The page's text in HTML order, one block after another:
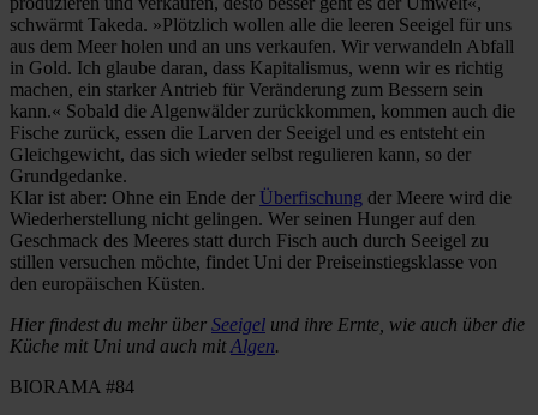
schwärmt Takeda. »Plötzlich wollen alle die leeren Seeigel für uns
aus dem Meer holen und an uns verkaufen. Wir verwandeln Abfall
in Gold. Ich glaube daran, dass Kapitalismus, wenn wir es richtig
machen, ein starker Antrieb für Veränderung zum Bessern sein
kann.« Sobald die Algenwälder zurückkommen, kommen auch die
Fische zurück, essen die Larven der Seeigel und es entsteht ein
Gleichgewicht, das sich wieder selbst regulieren kann, so der
Grundgedanke.
Klar ist aber: Ohne ein Ende der Überfischung der Meere wird die
Wiederherstellung nicht gelingen. Wer seinen Hunger auf den
Geschmack des Meeres statt durch Fisch auch durch Seeigel zu
stillen versuchen möchte, findet Uni der Preiseinstiegsklasse von
den europäischen Küsten.
Hier findest du mehr über Seeigel und ihre Ernte, wie auch über die
Küche mit Uni und auch mitAlgen.
BIORAMA #84